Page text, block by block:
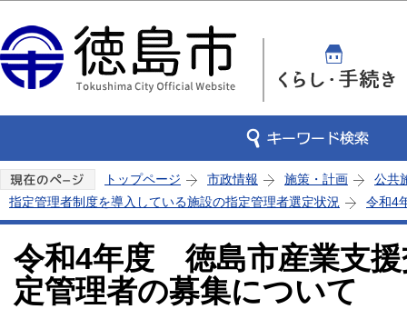
トップページ 市政情報 施策・計画
公共
指定管理者制度を導入している施設の指定管理者選定状況
令和4
令和4年度 徳島市産業支援
定管理者の募集について